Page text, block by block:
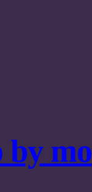
by mo